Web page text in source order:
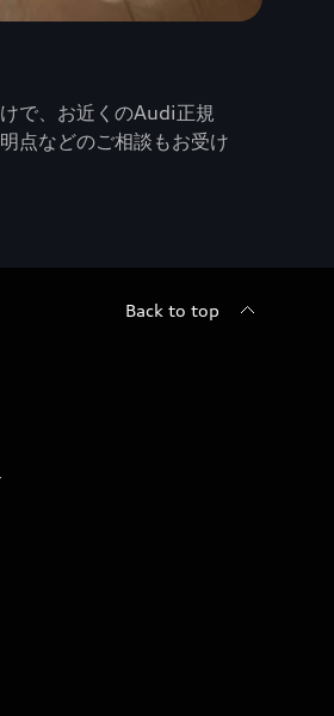
で、お近くのAudi正規
点などのご相談もお受け
Back to top